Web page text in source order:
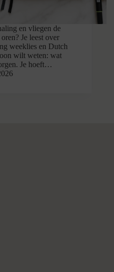
en vliegen de
Je leest over
weeklies en Dutch
wilt weten: wat
Je hoeft…